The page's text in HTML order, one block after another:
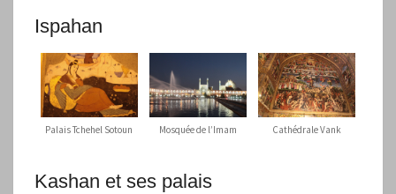
Ispahan
Palais Tchehel Sotoun Mosquée de l’Imam Cathédrale Vank
Kashan et ses palais